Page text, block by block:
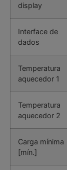
display
Interface de
dados
Temperatura
aquecedor 1
Temperatura
aquecedor 2
Carga mínima
[mín.]